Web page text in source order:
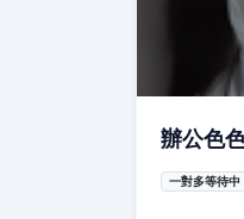
辦公色
一對多等待中